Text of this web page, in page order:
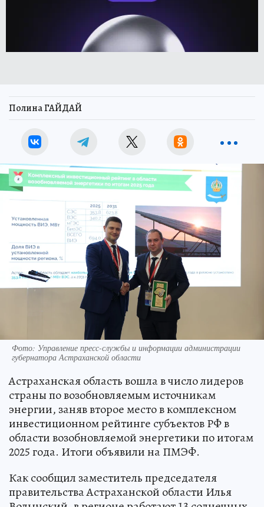
Полина ГАЙДАЙ
Фото: Управление пресс-службы и информации администрации
губернатора Астраханской области
Астраханская область вошла в число лидеров
страны по возобновляемым источникам
энергии, заняв второе место в комплексном
инвестиционном рейтинге субъектов РФ в
области возобновляемой энергетики по итогам
2025 года. Итоги объявили на ПМЭФ.
Как сообщил заместитель председателя
правительства Астраханской области Илья